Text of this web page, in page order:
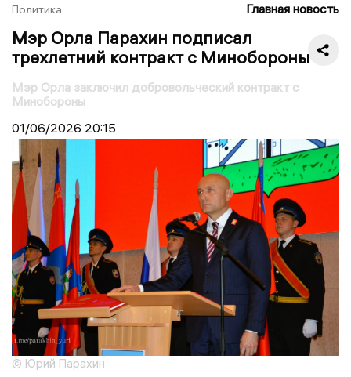
Политика Главная новость
Мэр Орла Парахин подписал
трехлетний контракт с Минобороны
Мэр Орла заключил добровольческий контракт с
Минобороны
01/06/2026 20:15
© Юрий Парахин